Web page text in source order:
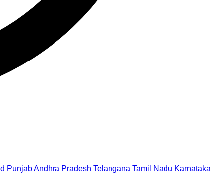
PunjabAndhra Pradesh Telangana Tamil Nadu Karnataka